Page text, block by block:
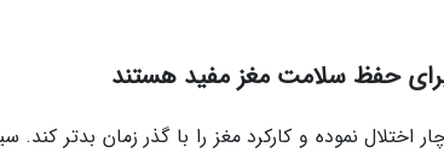
اختلال نموده و کارکرد مغز را با گذر زمان بدتر کند.